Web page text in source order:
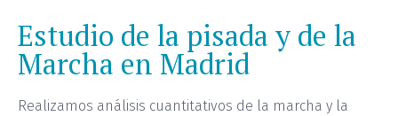
Estudio de la pisada y de la
Marcha en Madrid
Realizamos análisis cuantitativos de la marcha y la